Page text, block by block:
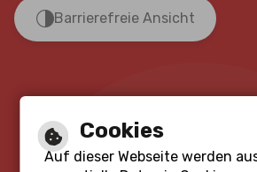
Barrierefreie Ansicht
Cookies
Auf dieser Webseite werden